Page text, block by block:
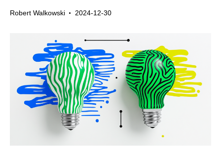
Robert Walkowski 2024-12-30